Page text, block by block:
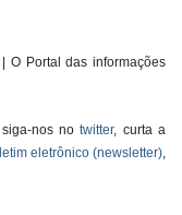
O Portal das informações
siga-nos notwitter, curta a
eletrônico (newsletter)